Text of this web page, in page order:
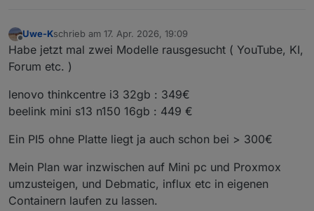
Offline
Uwe-Kschrieb am 17. Apr. 2026, 19:09
zuletzt editiert von
Habe jetzt mal zwei Modelle rausgesucht ( YouTube, KI,
Forum etc. )
lenovo thinkcentre i3 32gb : 349€
beelink mini s13 n150 16gb : 449 €
Ein PI5 ohne Platte liegt ja auch schon bei > 300€
Mein Plan war inzwischen auf Mini pc und Proxmox
umzusteigen, und Debmatic, influx etc in eigenen
Containern laufen zu lassen.